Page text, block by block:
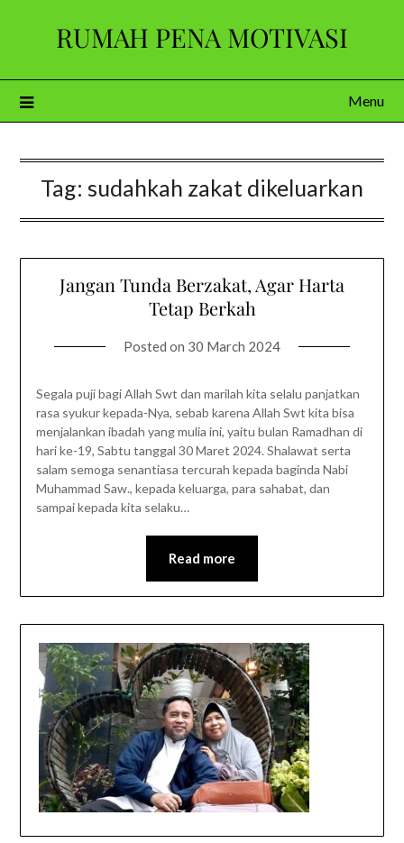
RUMAH PENA MOTIVASI
Menu
Tag: sudahkah zakat dikeluarkan
Jangan Tunda Berzakat, Agar Harta
Tetap Berkah
Posted on 30 March 2024
Segala puji bagi Allah Swt dan marilah kita selalu panjatkan
rasa syukur kepada-Nya, sebab karena Allah Swt kita bisa
menjalankan ibadah yang mulia ini, yaitu bulan Ramadhan di
hari ke-19, Sabtu tanggal 30 Maret 2024. Shalawat serta
salam semoga senantiasa tercurah kepada baginda Nabi
Muhammad Saw., kepada keluarga, para sahabat, dan
sampai kepada kita selaku…
Read more